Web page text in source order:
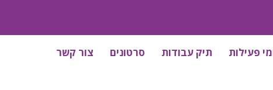
פעילות תיק עבודות סרטונים צור קשר